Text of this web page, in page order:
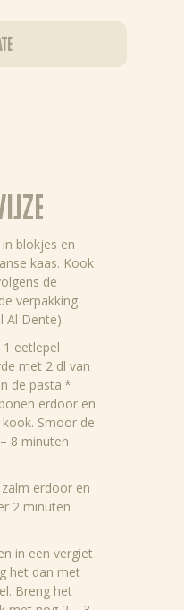
blokjes en
kaas. Kook
de
verpakking
Al Dente).
eetlepel
met 2 dl van
de pasta.*
erdoor en
Smoor de
8 minuten
erdoor en
2 minuten
in een vergiet
het dan met
Breng het